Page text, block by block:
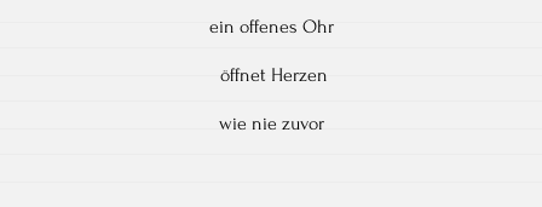
ein offenes Ohr
öffnet Herzen
wie nie zuvor